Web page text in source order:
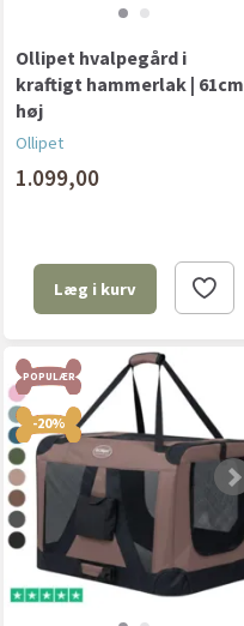
Ollipet hvalpegård i
kraftigt hammerlak | 61cm
høj
Ollipet
1.099,00
Læg i kurv
POPULÆR
-20%